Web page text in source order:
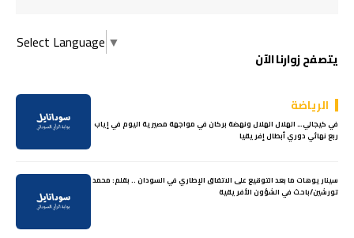
Select Language ▼
يتصفح زوارنا الآن
الرياضة
في كيجالي… الهلال الهلال ونهضة بركان في مواجهة مصيرية اليوم في إياب
ربع نهائي دوري أبطال إفريقيا
سيناريوهات ما بعد التوقيع على الاتفاق الإطاري في السودان .. بقلم: محمد
تورشين/باحث في الشؤون الأفريقية